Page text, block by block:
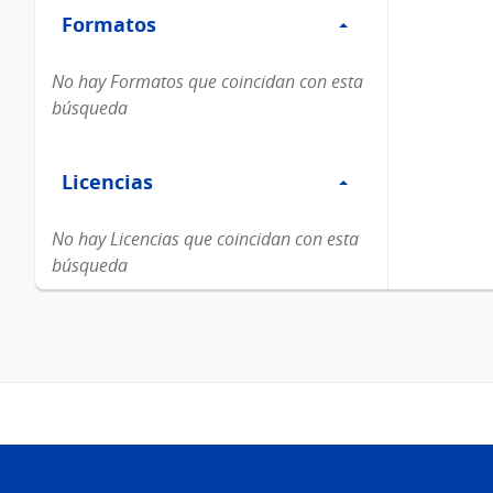
Formatos
Formatos
No hay Formatos que coincidan con esta
búsqueda
Licencias
Licencias
No hay Licencias que coincidan con esta
búsqueda